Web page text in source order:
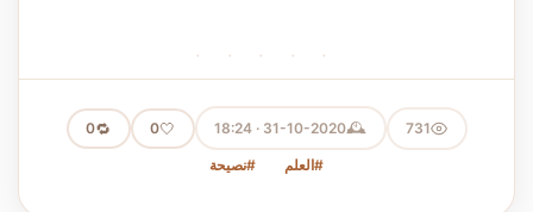
· · · · ·
731
🕰️
31-10-2020 · 18:24
🤍
0
🔁
0
#العلم #نصيحة